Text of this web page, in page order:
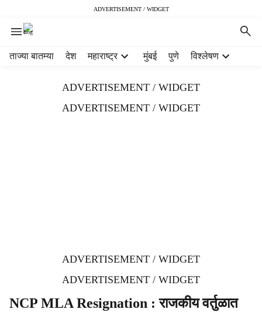
ADVERTISEMENT / WIDGET
ताज्या बातम्या देश महाराष्ट्र मुंबई पुणे विश्लेषण
ADVERTISEMENT / WIDGET
ADVERTISEMENT / WIDGET
ADVERTISEMENT / WIDGET
ADVERTISEMENT / WIDGET
NCP MLA Resignation : राजकीय वर्तुळात